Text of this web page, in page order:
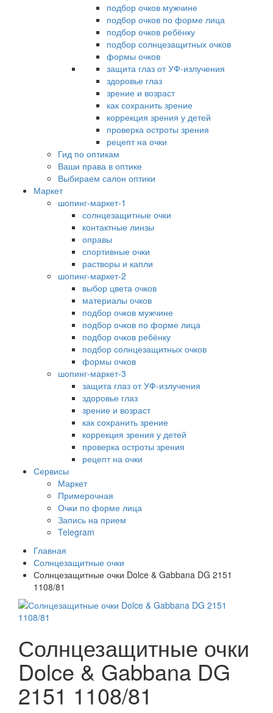
подбор очков мужчине
подбор очков по форме лица
подбор очков ребёнку
подбор солнцезащитных очков
формы очков
защита глаз от УФ-излучения
здоровье глаз
зрение и возраст
как сохранить зрение
коррекция зрения у детей
проверка остроты зрения
рецепт на очки
Гид по оптикам
Ваши права в оптике
Выбираем салон оптики
Маркет
шопинг-маркет-1
солнцезащитные очки
контактные линзы
оправы
спортивные очки
растворы и капли
шопинг-маркет-2
выбор цвета очков
материалы очков
подбор очков мужчине
подбор очков по форме лица
подбор очков ребёнку
подбор солнцезащитных очков
формы очков
шопинг-маркет-3
защита глаз от УФ-излучения
здоровье глаз
зрение и возраст
как сохранить зрение
коррекция зрения у детей
проверка остроты зрения
рецепт на очки
Сервисы
Маркет
Примерочная
Очки по форме лица
Запись на прием
Telegram
Главная
Солнцезащитные очки
Солнцезащитные очки Dolce & Gabbana DG 2151
1108/81
Солнцезащитные очки
Dolce & Gabbana DG
2151 1108/81